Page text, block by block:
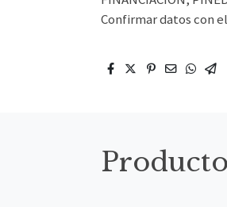
Confirmar datos con